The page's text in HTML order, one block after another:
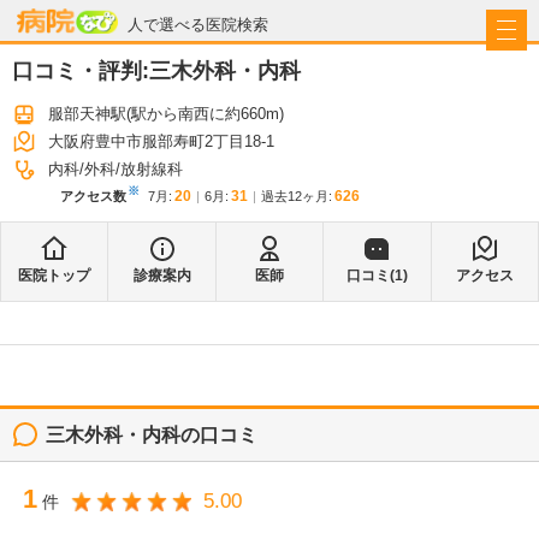
人で選べる医院検索
病院なび
口コミ・評判:三木外科・内科
服部天神駅(駅から南西に約660m)
大阪府豊中市服部寿町2丁目18-1
内科 外科 放射線科
アクセス数※ 7月 : 20 6月 : 31 過去12ヶ月: 626
医院トップ 診療案内 医師 口コミ(1) アクセス
三木外科・内科の口コミ
1 件 5.00